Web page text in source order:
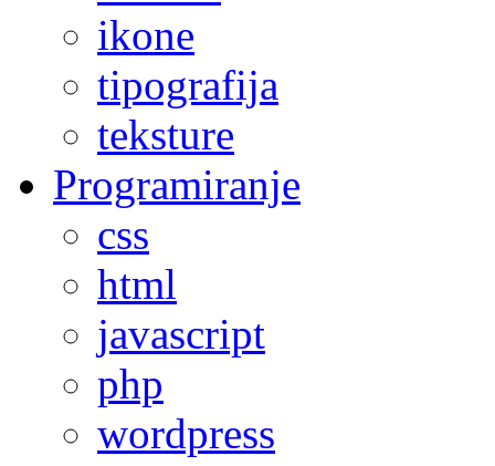
ikone
tipografija
teksture
Programiranje
css
html
javascript
php
wordpress